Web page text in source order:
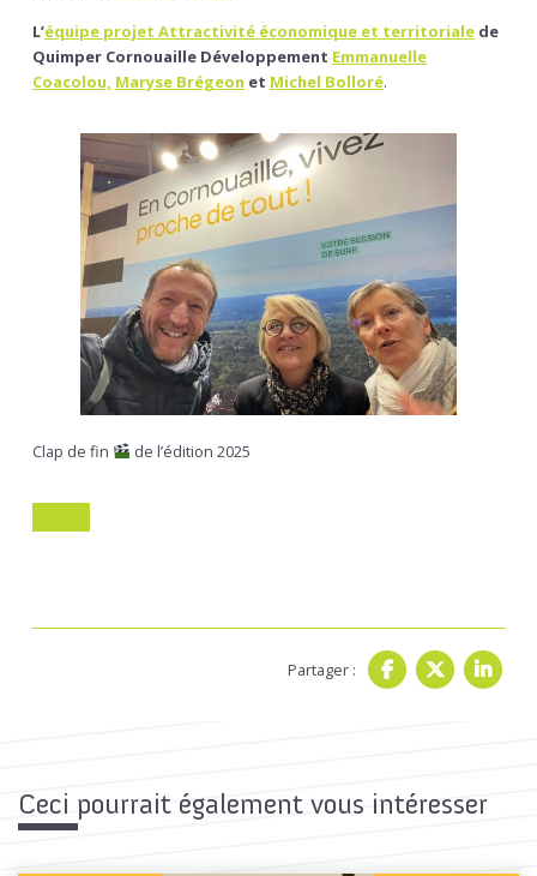
L’équipe projet Attractivité économique et territoriale de
Quimper Cornouaille Développement Emmanuelle
Coacolou, Maryse Brégeon et Michel Bolloré.
Clap de fin de l’édition 2025
Partager :
Ceci pourrait également vous intéresser